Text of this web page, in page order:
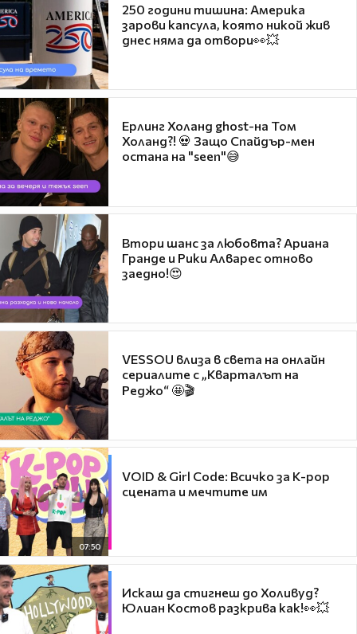
250 години тишина: Америка
зарови капсула, която никой жив
днес няма да отвори👀💥
Ерлинг Холанд ghost-на Том
Холанд?! 💀 Защо Спайдър-мен
остана на "seen"😅
Втори шанс за любовта? Ариана
Гранде и Рики Алварес отново
заедно!😍
VESSOU влиза в света на онлайн
сериалите с „Кварталът на
Реджо“ 🤩🎬
07:50
VOID & Girl Code: Всичко за K-pop
сцената и мечтите им
Искаш да стигнеш до Холивуд?
Юлиан Костов разкрива как!👀💥